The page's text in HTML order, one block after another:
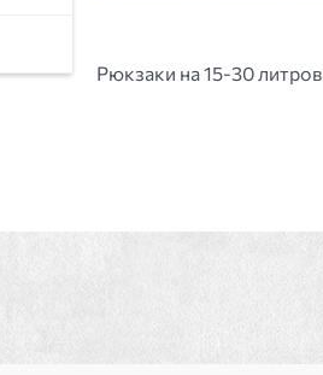
Рюкзаки на 15-30 литров